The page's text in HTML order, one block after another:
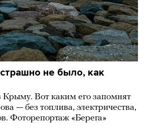
не было, как
Крыму. Вот каким его запомнят
— без топлива, электричества,
Фоторепортаж «Берега»